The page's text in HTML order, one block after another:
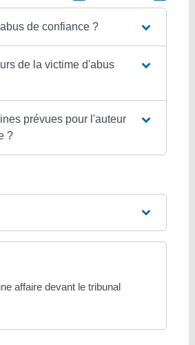
de confiance ?
de la victime d'abus
prévues pour l'auteur
?
affaire devant le tribunal